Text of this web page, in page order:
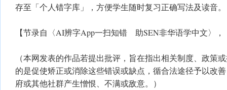
存至「个人错字库」，方便学生随时复习正确写法及读音。
【节录自〈AI辨字App一扫知错 助SEN非华语学中文〉，
（本网发表的作品若提出批评，旨在指出相关制度、政策
的是促使矫正或消除这些错误或缺点，循合法途径予以改
府或其他社群产生憎恨、不满或敌意。）